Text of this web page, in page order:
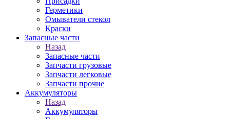
Герметики
Омыватели стекол
Краски
Запасные части
Назад
Запасные части
Запчасти грузовые
Запчасти легковые
Запчасти прочие
Аккумуляторы
Назад
Аккумуляторы